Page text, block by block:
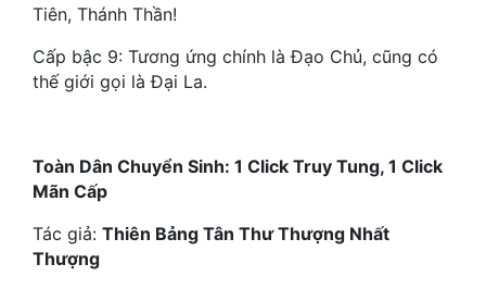
Đô Thị
Đông Phương
Cẩu Đạo Trường Sinh
Ngự Thú
Tiên, Thánh Thần!
Cấp bậc 9: Tương ứng chính là Đạo Chủ, cũng có
thế giới gọi là Đại La.
Toàn Dân Chuyển Sinh: 1 Click Truy Tung, 1 Click
Mãn Cấp
Tác giả: Thiên Bảng Tân Thư Thượng Nhất
Thượng